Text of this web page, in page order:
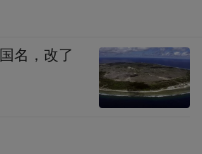
名，改了